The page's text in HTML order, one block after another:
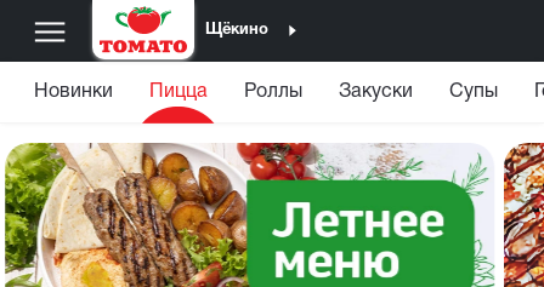
Щёкино
Новинки Пицца Роллы Закуски Супы